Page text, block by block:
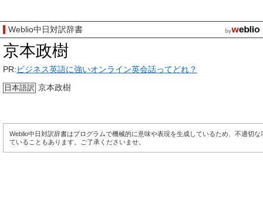
Weblio中日対訳辞書
京本政樹
PR:ビジネス英語に強いオンライン英会話ってどれ？
日本語訳 京本政樹
Weblio中日対訳辞書はプログラムで機械的に意味や表現を生成しているため、不適切な
ていることもあります。ご了承くださいませ。